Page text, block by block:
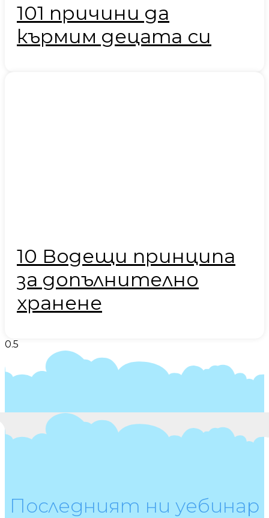
101 причини да
кърмим децата си
10 Водещи принципа
за допълнително
хранене
Последният ни уебинар